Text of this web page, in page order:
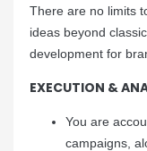
There are no limits
ideas beyond
development for
EXECUTION &
You are
campaigns,